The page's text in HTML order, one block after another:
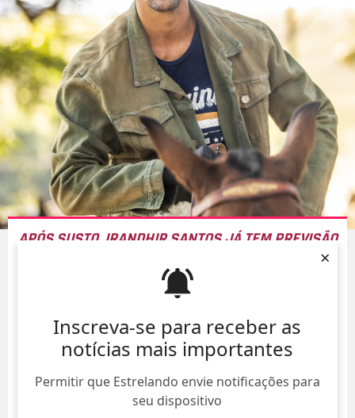
Inscreva-se para receber as
notícias mais importantes
Permitir que Estrelando envie notificações para
seu dispositivo
×
APÓS SUSTO, IRANDHIR SANTOS JÁ TEM PREVISÃO
09/Ago/